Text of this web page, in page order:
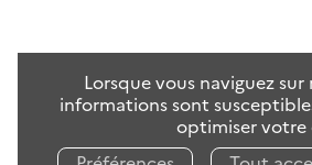
Lorsque vous naviguez
informations sont
optimiser votre